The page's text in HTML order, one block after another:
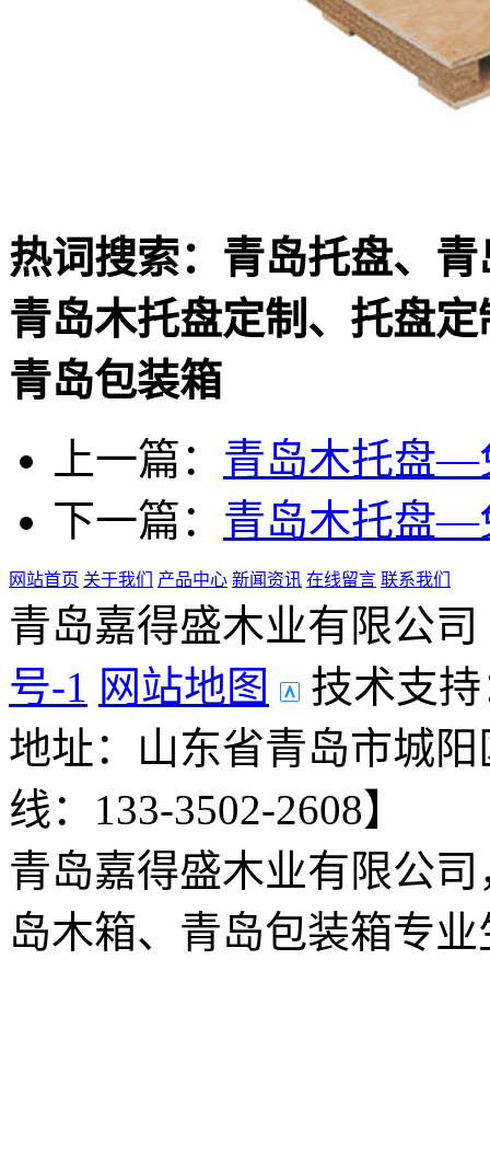
热词搜索：青岛托盘、
青岛木托盘定制、托盘
青岛包装箱
上一篇： 青岛木托盘—
下一篇： 青岛木托盘—
网站首页 关于我们 产品中心 新闻资讯 在线留言 联系我们
青岛嘉得盛木业有限公
号-1 网站地图
技术支
地址：山东省青岛市城
线：133-3502-2608】
青岛嘉得盛木业有限公
岛木箱、青岛包装箱专